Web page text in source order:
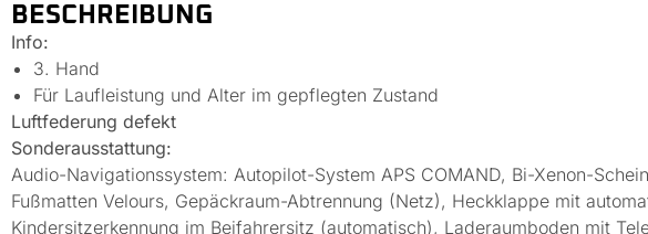
BESCHREIBUNG
Info:
3. Hand
Für Laufleistung und Alter im gepflegten Zustand
Luftfederung defekt
Sonderausstattung:
Audio-Navigationssystem: Autopilot-System APS COMAND, Bi-Xenon-
Fußmatten Velours, Gepäckraum-Abtrennung (Netz), Heckklappe mit
Kindersitzerkennung im Beifahrersitz (automatisch), Laderaumboden mit